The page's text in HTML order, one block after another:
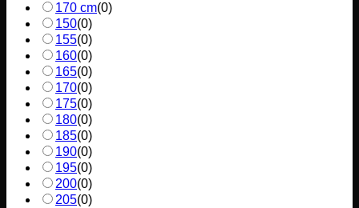
170 cm(0)
150(0)
155(0)
160(0)
165(0)
170(0)
175(0)
180(0)
185(0)
190(0)
195(0)
200(0)
205(0)